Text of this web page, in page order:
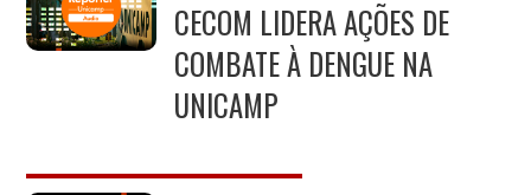
CECOM LIDERA AÇÕES DE
COMBATE À DENGUE NA
UNICAMP